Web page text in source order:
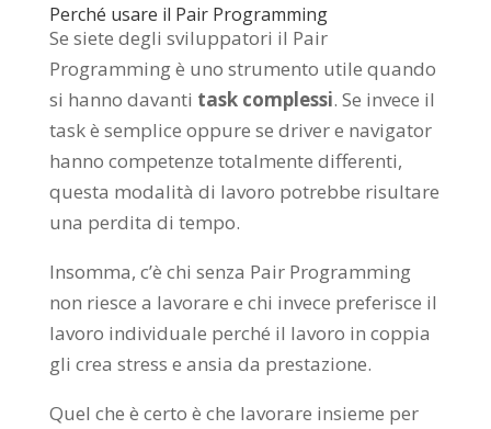
Perché usare il Pair Programming
Se siete degli sviluppatori il Pair
Programming è uno strumento utile quando
si hanno davanti task complessi. Se invece il
task è semplice oppure se driver e navigator
hanno competenze totalmente differenti,
questa modalità di lavoro potrebbe risultare
una perdita di tempo.
Insomma, c’è chi senza Pair Programming
non riesce a lavorare e chi invece preferisce il
lavoro individuale perché il lavoro in coppia
gli crea stress e ansia da prestazione.
Quel che è certo è che lavorare insieme per